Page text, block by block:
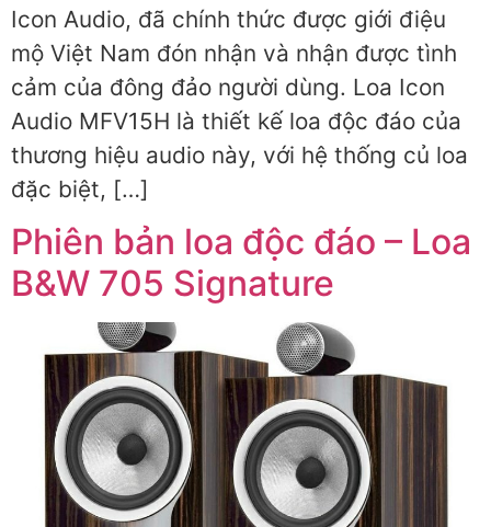
Icon Audio, đã chính thức được giới điệu
mộ Việt Nam đón nhận và nhận được tình
cảm của đông đảo người dùng. Loa Icon
Audio MFV15H là thiết kế loa độc đáo của
thương hiệu audio này, với hệ thống củ loa
đặc biệt, […]
Phiên bản loa độc đáo – Loa
B&W 705 Signature